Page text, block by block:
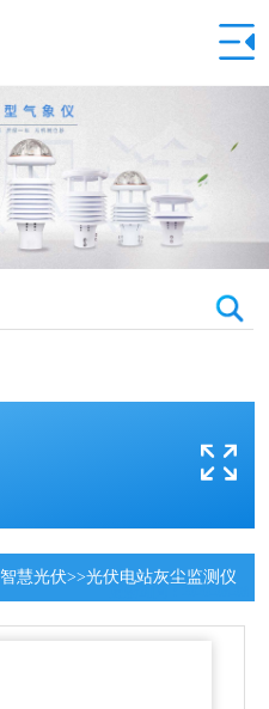
智慧光伏>>光伏电站灰尘监测仪